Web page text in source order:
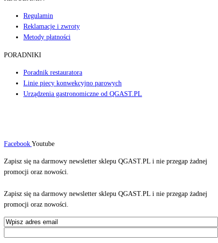
Regulamin
Reklamacje i zwroty
Metody płatności
PORADNIKI
Poradnik restauratora
Linie piecy konwekcyjno parowych
Urządzenia gastronomiczne od QGAST.PL
Facebook Youtube
Zapisz się na darmowy newsletter sklepu QGAST.PL i nie przegap żadnej
promocji oraz nowości.
Zapisz się na darmowy newsletter sklepu QGAST.PL i nie przegap żadnej
promocji oraz nowości.